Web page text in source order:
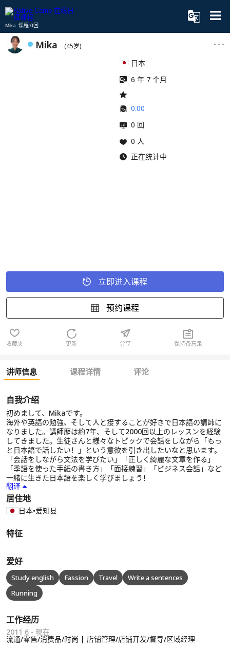
Mika 课程:0回
Mika (45岁)
日本
6 年 7 个月
0.00
0 回
0 人
正在统计中
立即进入课程
预约课程
收藏夹 更新 分享 保持备忘录
讲师信息 课程详情 评论
自我介绍
初めまして、Mikaです。
海外や英語の勉強、そして人と接することが好きで日本語の講師に
なりました。講師歴は約7年、そして2000回以上のレッスンを経験
してきました。生徒さんと様々なトピックで会話をしながら「もっ
と日本語で話したい！」という意欲を引き出したいなと思います。
「会話をしながら文法を学びたい」「正しく綺麗な文章を作る」
「季語を使った手紙の書き方」「面接練習」「ビジネス会話」など
一緒に生きた日本語を楽しく学びましょう！
翻译
居住地
日本•爱知县
特征
爱好
Study english Fassion Travel
Write a sentences
Running
工作经历
2011 6 - 現在
流通/零售/消费品/时尚 | 店铺管理/店铺开发/督导/区域经理